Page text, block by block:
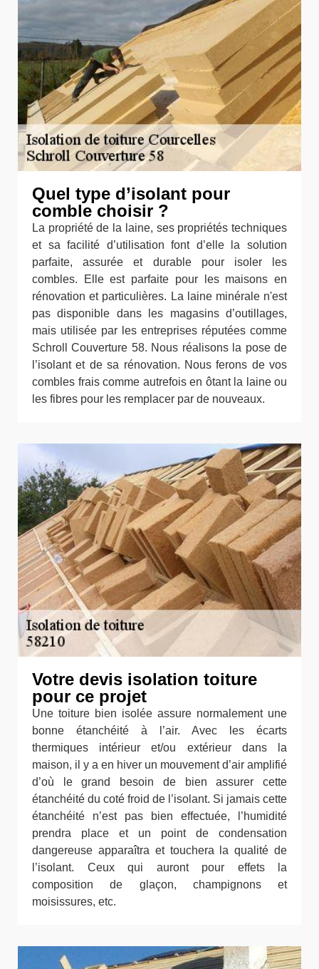
Quel type d’isolant pour
comble choisir ?
La propriété de la laine, ses propriétés techniques
et sa facilité d’utilisation font d’elle la solution
parfaite, assurée et durable pour isoler les
combles. Elle est parfaite pour les maisons en
rénovation et particulières. La laine minérale n'est
pas disponible dans les magasins d’outillages,
mais utilisée par les entreprises réputées comme
Schroll Couverture 58. Nous réalisons la pose de
l’isolant et de sa rénovation. Nous ferons de vos
combles frais comme autrefois en ôtant la laine ou
les fibres pour les remplacer par de nouveaux.
Votre devis isolation toiture
pour ce projet
Une toiture bien isolée assure normalement une
bonne étanchéité à l’air. Avec les écarts
thermiques intérieur et/ou extérieur dans la
maison, il y a en hiver un mouvement d’air amplifié
d’où le grand besoin de bien assurer cette
étanchéité du coté froid de l’isolant. Si jamais cette
étanchéité n’est pas bien effectuée, l’humidité
prendra place et un point de condensation
dangereuse apparaîtra et touchera la qualité de
l’isolant. Ceux qui auront pour effets la
composition de glaçon, champignons et
moisissures, etc.